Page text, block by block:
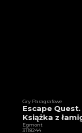
Gry Paragrafowe
Escape
Książka z
Egmont
3T18244